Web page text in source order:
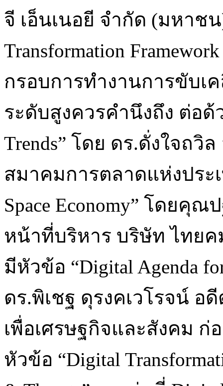
จี เอ็นเนอยี จำกัด (มหาช
Transformation
กรอบการทำงานการขับเ
ระดับสูงควรคำนึงถึง ต่อด้
Trends” โดย ดร.ดั่งใจถ
สมาคมการตลาดแห่งประ
Space Economy” โดยคุ
หน้าที่บริหาร บริษัท ไทย
มีหัวข้อ “Digital Agenda
ดร.พิเชฐ ดุรงคเวโรจน์ อ
เพื่อเศรษฐกิจและสังคม
หัวข้อ “Digital